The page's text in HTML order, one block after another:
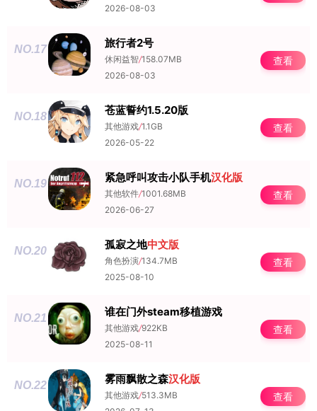
2026-08-03
NO.17 旅行者2号
休闲益智/158.07MB
2026-08-03
查看
NO.18 苍蓝誓约1.5.20版
其他游戏/1.1GB
2026-05-22
查看
NO.19 紧急呼叫攻击小队手机汉化版
其他软件/1001.68MB
2026-06-27
查看
NO.20 孤寂之地中文版
角色扮演/134.7MB
2025-08-10
查看
NO.21 谁在门外steam移植游戏
其他游戏/922KB
2025-08-11
查看
NO.22 雾雨飘散之森汉化版
其他游戏/513.3MB
查看